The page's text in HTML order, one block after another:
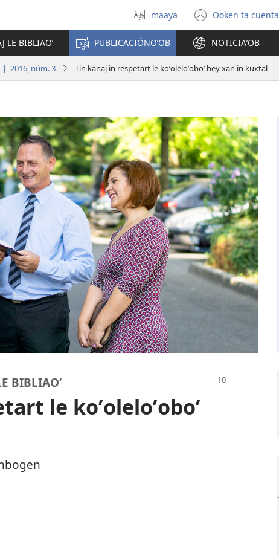
Yéey
u
idiomail
maaya Ooken ta cuenta
(opens
new
window)
LE BIBLIAOʼ PUBLICACIÓNOʼOB NOTICIAʼOB
| 2016, núm. 3 Tin kanaj in respetart le koʼoleloʼoboʼ bey xan in kuxtal
BIBLIAOʼ
le koʼoleloʼoboʼ